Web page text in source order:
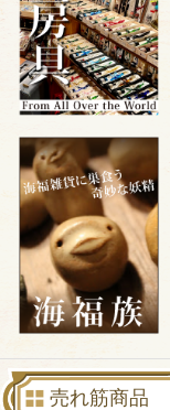
売れ筋商品